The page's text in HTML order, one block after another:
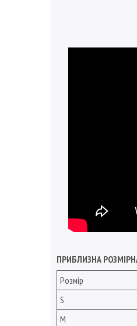
ПРИБЛИЗНА
Розмір
S
M